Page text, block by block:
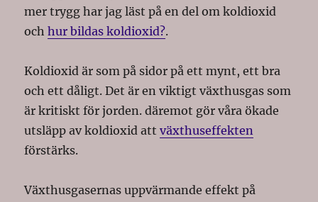
mer trygg har jag läst på en del om koldioxid
ochhur bildas koldioxid?.
Koldioxid är som på sidor på ett mynt, ett bra
och ett dåligt. Det är en viktigt växthusgas som
är kritiskt för jorden. däremot gör våra ökade
utsläpp av koldioxid attväxthuseffekten
förstärks.
Växthusgasernas uppvärmande effekt på